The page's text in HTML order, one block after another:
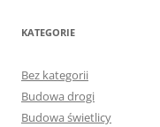
KATEGORIE
Bez kategorii
Budowa drogi
Budowa świetlicy